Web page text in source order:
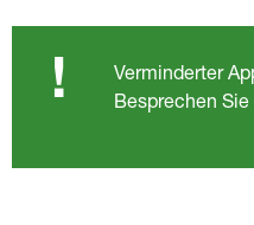
!
Verminderter
Besprechen